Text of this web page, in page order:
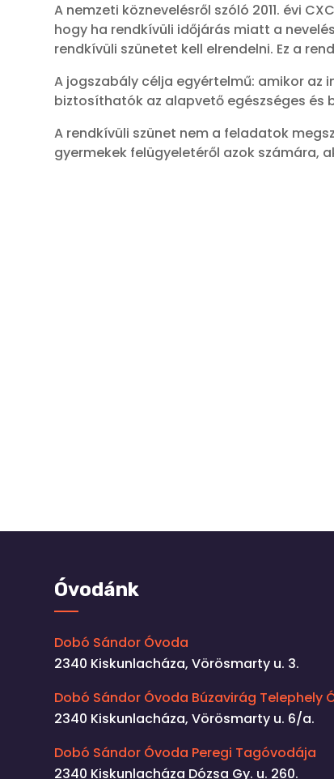
A nemzeti köznevelésről szóló 2011. évi
hogy ha rendkívüli időjárás miatt a
rendkívüli szünetet kell elrendelni. Ez a
A jogszabály célja egyértelmű: amikor az
biztosíthatók az alapvető egészséges
A rendkívüli szünet nem a feladatok
gyermekek felügyeletéről azok számára,
Óvodánk
Dobó Sándor Óvoda
2340 Kiskunlacháza, Vörösmarty u. 3.
Dobó Sándor Óvoda Búzavirág Telephely
2340 Kiskunlacháza, Vörösmarty u. 6/a.
Dobó Sándor Óvoda Peregi Tagóvodája
2340 Kiskunlacháza Dózsa Gy. u. 260.